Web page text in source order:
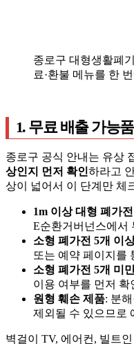
종로구 대형생활폐
료·환불 메뉴를 한
1. 무료 배출 가능
종로구 공식 안내는 유상
상인지 먼저 확인하라고
상이 넓어서 이 단계만 체
1m 이상 대형 폐가전
E순환거버넌스에서
소형 폐가전 5개 이
또는 예약 페이지를
소형 폐가전 5개 미
이용 여부를 먼저 확
원형 훼손 제품: 분
제외될 수 있으므로
벽걸이 TV, 에어컨, 빌트